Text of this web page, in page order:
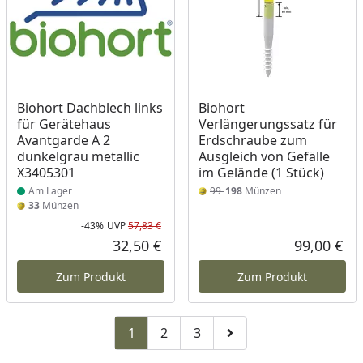
Biohort Dachblech links
für Gerätehaus
Avantgarde A 2
dunkelgrau metallic
X3405301
Produkt am Lager
Am Lager
33 Münzen
Rabatt in Prozent
-43%
Ursprünglicher Preis
UVP57,83 €
Aktueller Preis
32,50 €
Zum Produkt
Biohort
Verlängerungssatz für
Erdschraube zum
Ausgleich von Gefälle
im Gelände (1 Stück)
99198Münzen
99,00 €
Zum Produkt
1 Zu Seite 2
2 Zu Seite 3
3 Zur nächsten Seite